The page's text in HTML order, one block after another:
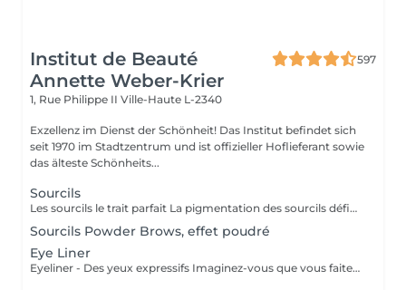
Institut de Beauté
Annette Weber-Krier
597
1, Rue Philippe II Ville-Haute L-2340
Exzellenz im Dienst der Schönheit! Das Institut befindet sich
seit 1970 im Stadtzentrum und ist offizieller Hoflieferant sowie
das älteste Schönheits...
Sourcils
Les sourcils le trait parfait La pigmentation des sourcils définit les traits de votre visage en créant un cadre optique. Le tracé du sourcil exprime votre état d'âme et peut même vous donner un aspect plus jeune. Mais les sourcils peuvent aussi pousser de manière très irrégulière jusqu'à ne plus pousser du tout. Dans ce cas le maquillage permanent est la solution idéale. On choisira une couleur qui vous correspond, ensuite on vous fera un dessin des sourcils au crayon. Quand on aura obtenu le résultat parfait, nous allons commencer à pigmenter des poils très fins. A partir de ce jour vous allez vous réveiller tous les matins avec des sourcils parfaits.
Sourcils Powder Brows, effet poudré
Eye Liner
Eyeliner - Des yeux expressifs Imaginez-vous que vous faites du sport, que vous allez vous baigner ou au sauna et que votre Eyeliner ne s'efface pas, ne coule pas plus jamais. Vos cils paraissent plus fournis et vos yeux sont plus expressifs grâce à un Eyeliner fin. L'Eyeliner est aussi la solution parfaite si vous portez des lentilles ou si vous avez des problèmes de vue ou bien si vous voulez tout simplement gagner du temps. Vous avez le choix entre un Eyeliner très fin et discret et un Eyeliner décoratif, tout comme vous le souhaitez. Dans tous les cas l'Eyeliner mettra vos yeux en valeur.